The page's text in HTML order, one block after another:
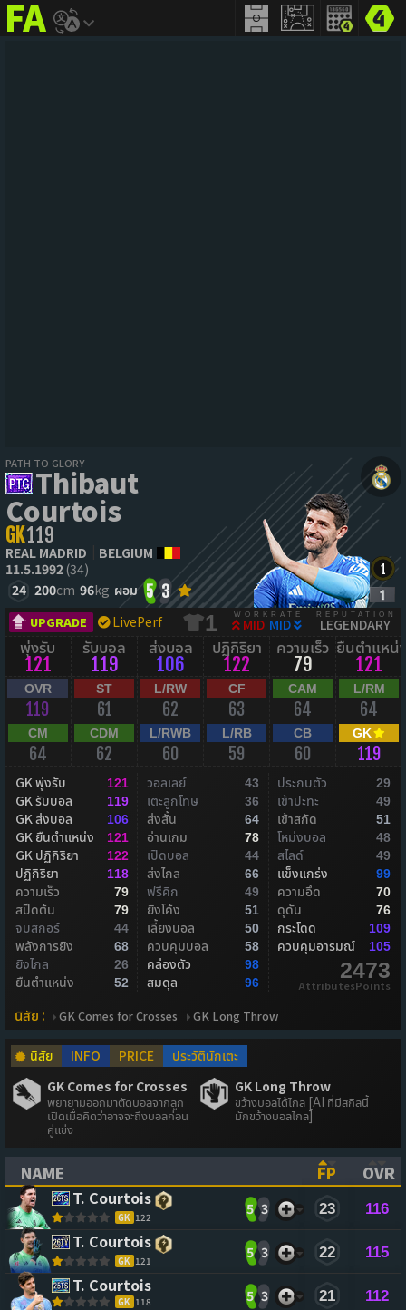
addict
PATH TO GLORY
Thibaut
Courtois
GK119
REAL MADRID
BELGIUM
11.5.1992(34)
24 200cm 96kg ผอม 5 3
UPGRADE LivePerf 1 WORKRATE
MID MID
REPUTATION
LEGENDARY
พุ่งรับ
121
รับบอล
119
ส่งบอล
106
ปฏิกิริยา
122
ความเร็ว
79
ยืนตำแหน่
121
OVR
119
ST
61
L/RW
62
CF
63
CAM
64
L/RM
64
CM
64
CDM
62
L/RWB
60
L/RB
59
CB
60
GK
119
GK พุ่งรับ 121
GK รับบอล 119
GK ส่งบอล 106
GK ยืนตำแหน่ง 121
GK ปฏิกิริยา 122
ปฏิกิริยา 118
ความเร็ว 79
สปีดต้น 79
จบสกอร์ 44
พลังการยิง 68
ยิงไกล 26
ยืนตำแหน่ง 52
วอลเลย์ 43
เตะลูกโทษ 36
ส่งสั้น 64
อ่านเกม 78
เปิดบอล 44
ส่งไกล 66
ฟรีคิก 49
ยิงโค้ง 51
เลี้ยงบอล 50
ควบคุมบอล 58
คล่องตัว 98
สมดุล 96
ประกบตัว 29
เข้าปะทะ 49
เข้าสกัด 51
โหม่งบอล 48
สไลด์ 49
แข็งแกร่ง 99
ความอึด 70
ดุดัน 76
กระโดด 109
ควบคุมอารมณ์ 105
2473
AttributesPoints
นิสัย : GK Comes for Crosses GK Long Throw
นิสัย INFO PRICE
ประวัตินักเตะ
GK Comes for Crosses
พยายามออกมาตัดบอลจากลูก
เปิดเมื่อคิดว่าอาจจะถึงบอลก่อน
คู่แข่ง
GK Long Throw
ขว้างบอลได้ไกล [AI ที่มีสกิลนี้
มักขว้างบอลไกล]
NAME
(CLICK TO SORT ASCENDING)
FP
OVR
T. Courtois
GK 122
5 3 23 116
T. Courtois
GK 121
5 3 22 115
T. Courtois
GK 118 5 3 21 112